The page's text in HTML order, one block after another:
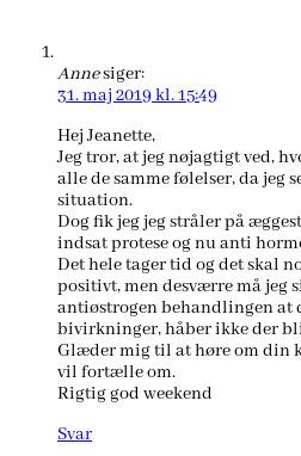
Annesiger:
31. maj 2019 kl. 15:49
Hej Jeanette,
Jeg tror, at jeg nøjagtigt ved,
alle de samme følelser, da jeg
situation.
Dog fik jeg jeg stråler på
indsat protese og nu anti
Det hele tager tid og det skal
positivt, men desværre må jeg
antiøstrogen behandlingen at
bivirkninger, håber ikke der
Glæder mig til at høre om din
vil fortælle om.
Rigtig god weekend
Svar